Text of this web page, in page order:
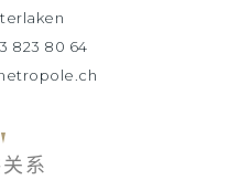
823 80 64
系